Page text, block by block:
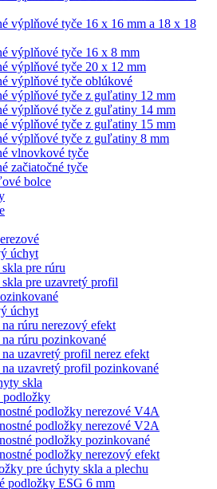
výplňové tyče 16 x 16 mm a 18 x 18
výplňové tyče 16 x 8 mm
výplňové tyče 20 x 12 mm
výplňové tyče oblúkové
výplňové tyče z guľatiny 12 mm
výplňové tyče z guľatiny 14 mm
výplňové tyče z guľatiny 15 mm
výplňové tyče z guľatiny 8 mm
vlnovkové tyče
začiatočné tyče
bolce
úchyt
pre rúru
pre uzavretý profil
úchyt
rúru nerezový efekt
rúru pozinkované
uzavretý profil nerez efekt
uzavretý profil pozinkované
skla
podložky
podložky nerezové V4A
podložky nerezové V2A
podložky pozinkované
podložky nerezový efekt
pre úchyty skla a plechu
podložky ESG 6 mm